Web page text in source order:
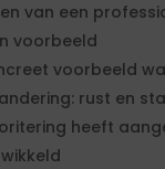
van een
voorbeeld
voorbeeld
rust en
heeft